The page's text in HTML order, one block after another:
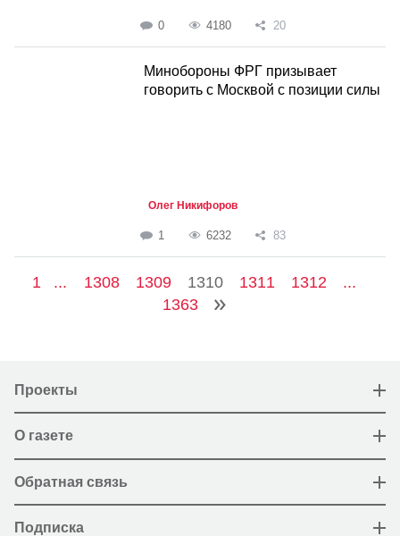
0 4180 20
Минобороны ФРГ призывает
говорить с Москвой с позиции силы
Олег Никифоров
1 6232 83
1 ... 1308 1309 1310 1311 1312
...
1363
Проекты
О газете
Обратная связь
Подписка